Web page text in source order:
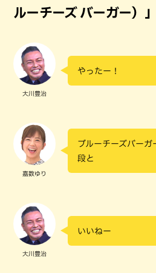
ルーチーズ バーガー）」
大川豊治
やったー！
嘉数ゆり
ブルーチーズバー
段と
大川豊治
いいねー